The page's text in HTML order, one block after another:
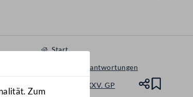
Zum
Start
Anfragen & Beantwortungen
Nationalrat - XXV. GP